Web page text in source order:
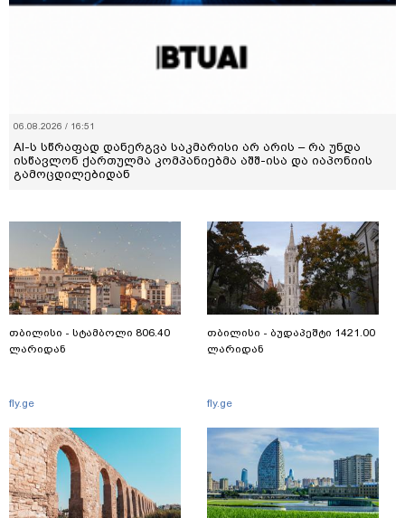
06.08.2026 / 16:51
AI-ს სწრაფად დანერგვა საკმარისი არ არის – რა უნდა
ისწავლონ ქართულმა კომპანიებმა აშშ-ისა და იაპონიის
გამოცდილებიდან
თბილისი - სტამბოლი 806.40
ლარიდან
fly.ge
თბილისი - ბუდაპეშტი 1421.00
ლარიდან
fly.ge